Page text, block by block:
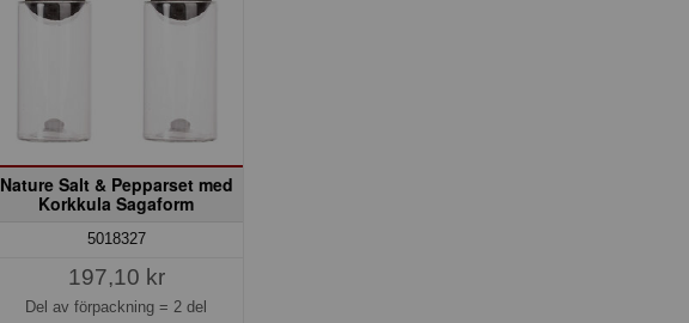
Nature Salt & Pepparset med
Korkkula Sagaform
5018327
197,10 kr
Del av förpackning =2 del